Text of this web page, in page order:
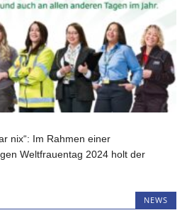
nix“: Im Rahmen einer
Weltfrauentag 2024 holt der
NEWS